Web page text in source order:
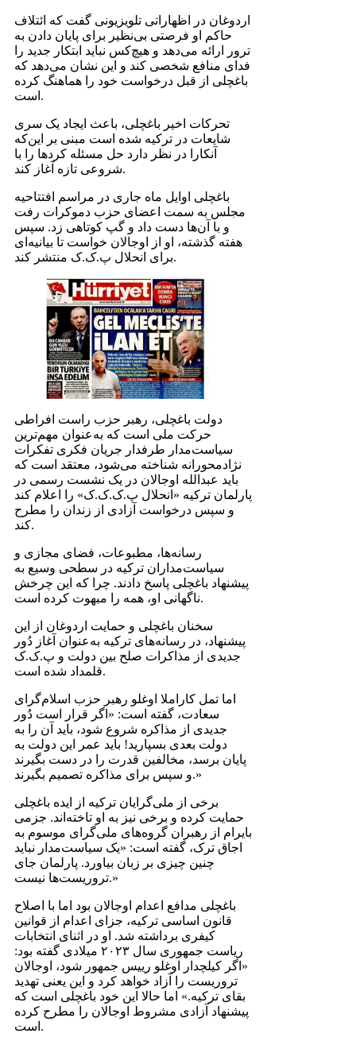
اردوغان در اظهاراتی تلویزیونی گفت که ائتلاف
حاکم او فرصتی بی‌نظیر برای پایان دادن به
ترور ارائه می‌دهد و هیچ‌کس نباید ابتکار جدید را
فدای منافع شخصی کند و این نشان می‌دهد که
باغچلی از قبل درخواست خود را هماهنگ کرده
است.
تحرکات اخیر باغچلی، باعث ایجاد یک سری
شایعات در ترکیه شده است مبنی بر این‌که
آنکارا در نظر دارد حل مسئله کردها را با
شروعی تازه آغاز کند.
باغچلی اوایل ماه جاری در مراسم افتتاحیه
مجلس به سمت اعضای حزب دموکرات رفت
و با آن‌ها دست داد و گپ کوتاهی زد. سپس
هفته گذشته، او از اوجالان خواست تا بیانیه‌ای
برای انحلال پ.ک.ک منتشر کند.
دولت باغچلی، رهبر حزب راست افراطی
حرکت ملی است که به‌عنوان مهم‌ترین
سیاست‌مدار طرفدار جریان فکری تفکرات
نژادمحورانه شناخته می‌شود، معتقد است که
باید عبدالله اوجالان در یک نشست رسمی در
پارلمان ترکیه «انحلال پ.ک.ک.ک» را اعلام کند
و سپس درخواست آزادی از زندان را مطرح
کند.
رسانه‌ها، مطبوعات، فضای مجازی و
سیاست‌مداران ترکیه در سطحی وسیع به
پیشنهاد باغچلی پاسخ دادند. چرا که این چرخش
ناگهانی او، همه را مبهوت کرده است.
سخنان باغچلی و حمایت اردوغان از این
پیشنهاد، در رسانه‌های ترکیه به‌عنوان آغاز دُور
جدیدی از مذاکرات صلح بین دولت و پ.ک.ک
قلمداد شده است.
اما تمل کاراملا اوغلو رهبر حزب اسلام‌گرای
سعادت، گفته است: «اگر قرار است دُور
جدیدی از مذاکره شروع شود، باید آن را به
دولت بعدی بسپارید! باید عمر این دولت به
پایان برسد، مخالفین قدرت را در دست بگیرند
و سپس برای مذاکره تصمیم بگیرند.»
برخی از ملی‌گرایان ترکیه از ایده باغچلی
حمایت کرده و برخی نیز به او تاخته‌اند. جزمی
بایرام از رهبران گروه‌های ملی‌گرای موسوم به
اجاق ترک، گفته است: «یک سیاست‌مدار نباید
چنین چیزی بر زبان بیاورد. پارلمان جای
تروریست‌ها نیست.»
باغچلی مدافع اعدام اوجالان بود اما با اصلاح
قانون اساسی ترکیه، جزای اعدام از قوانین
کیفری برداشته شد. او در اثنای انتخابات
ریاست جمهوری سال ۲۰۲۳ میلادی گفته بود:
«اگر کیلچدار اوغلو رییس جمهور شود، اوجالان
تروریست را آزاد خواهد کرد و این یعنی تهدید
بقای ترکیه.» اما حالا این خود باغچلی است که
پیشنهاد آزادی مشروط اوجالان را مطرح کرده
است.